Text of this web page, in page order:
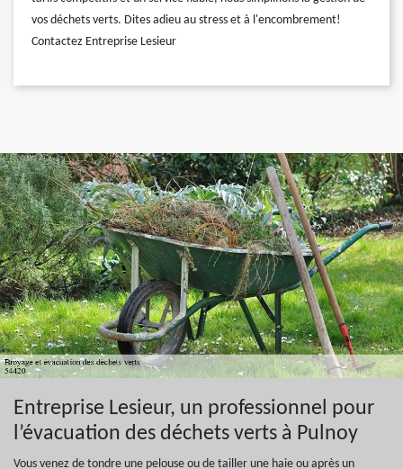
vos déchets verts. Dites adieu au stress et à l'encombrement!
Contactez Entreprise Lesieur
Entreprise Lesieur, un professionnel pour
l’évacuation des déchets verts à Pulnoy
Vous venez de tondre une pelouse ou de tailler une haie ou après un